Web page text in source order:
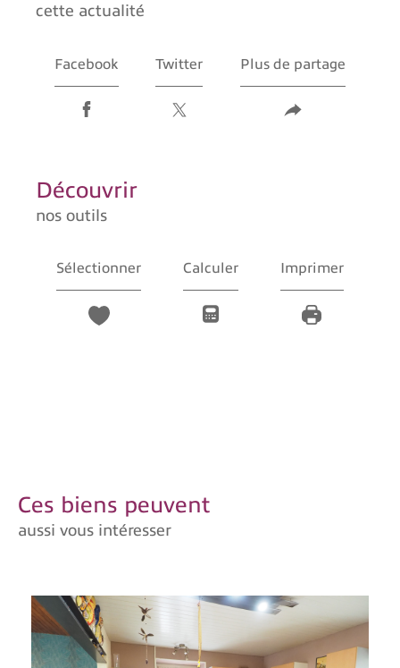
cette actualité
Facebook Twitter Plus de partage
découvrir
nos outils
Sélectionner Calculer Imprimer
Ces biens peuvent
aussi vous intéresser